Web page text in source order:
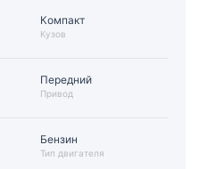
Компакт
Кузов
Передний
Привод
Бензин
Тип двигателя